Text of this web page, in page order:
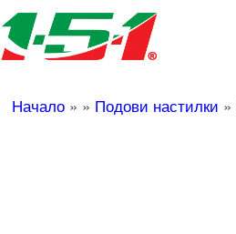
Начало » » Подови настилки »